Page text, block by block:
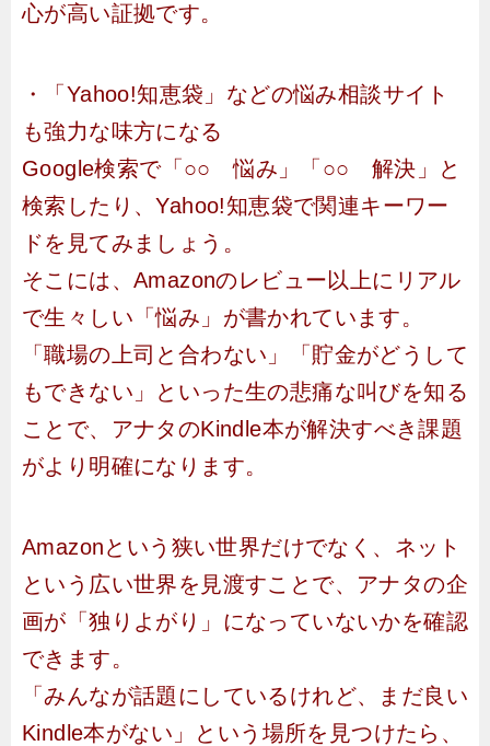
心が高い証拠です。
・「Yahoo!知恵袋」などの悩み相談サイト
も強力な味方になる
Google検索で「○○ 悩み」「○○ 解決」と
検索したり、Yahoo!知恵袋で関連キーワー
ドを見てみましょう。
そこには、Amazonのレビュー以上にリアル
で生々しい「悩み」が書かれています。
「職場の上司と合わない」「貯金がどうして
もできない」といった生の悲痛な叫びを知る
ことで、アナタのKindle本が解決すべき課題
がより明確になります。
Amazonという狭い世界だけでなく、ネット
という広い世界を見渡すことで、アナタの企
画が「独りよがり」になっていないかを確認
できます。
「みんなが話題にしているけれど、まだ良い
Kindle本がない」という場所を見つけたら、